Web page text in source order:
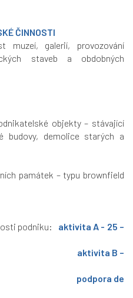
ČINNOSTI
muzeí, galerií, provozování
staveb a obdobných
objekty – stávající
budovy, demolice starých a
památek – typu brownfield
podniku: aktivita A - 25 –
B –
de